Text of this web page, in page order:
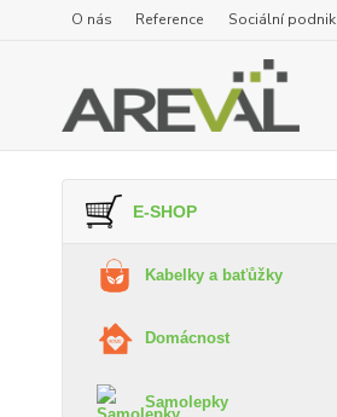
O nás Reference Sociální podnik
E-SHOP
Kabelky a baťůžky
Domácnost
Samolepky